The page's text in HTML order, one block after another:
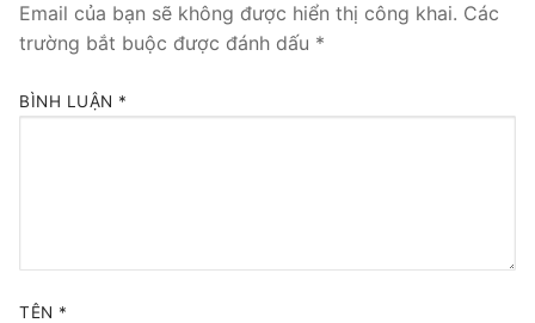
Email của bạn sẽ không được hiển thị công khai. Các
trường bắt buộc được đánh dấu *
BÌNH LUẬN *
TÊN *